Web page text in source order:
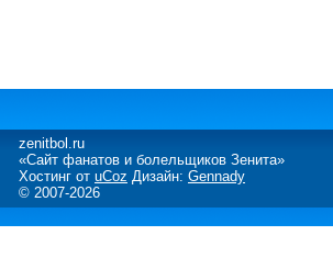
zenitbol.ru
«Сайт фанатов и болельщиков Зенита»
Хостинг от uCoz Дизайн: Gennady
© 2007-2026